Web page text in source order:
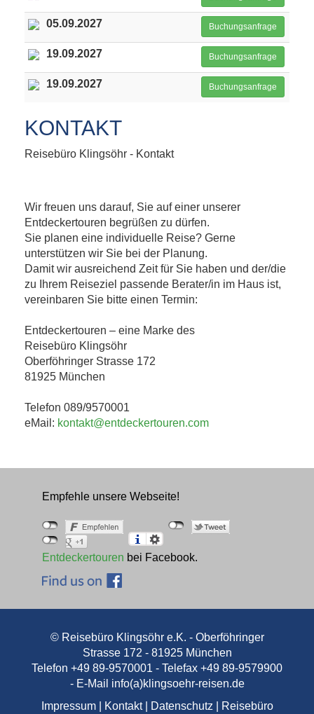
05.09.2027 Buchungsanfrage
19.09.2027 Buchungsanfrage
19.09.2027 Buchungsanfrage
KONTAKT
Reisebüro Klingsöhr - Kontakt
Wir freuen uns darauf, Sie auf einer unserer
Entdeckertouren begrüßen zu dürfen.
Sie planen eine individuelle Reise? Gerne
unterstützen wir Sie bei der Planung.
Damit wir ausreichend Zeit für Sie haben und der/die
zu Ihrem Reiseziel passende Berater/in im Haus ist,
vereinbaren Sie bitte einen Termin:
Entdeckertouren – eine Marke des
Reisebüro Klingsöhr
Oberföhringer Strasse 172
81925 München
Telefon 089/9570001
eMail: kontakt@entdeckertouren.com
Empfehle unsere Webseite!
Entdeckertouren bei Facebook.
© Reisebüro Klingsöhr e.K. - Oberföhringer
Strasse 172 - 81925 München
Telefon +49 89-9570001 - Telefax +49 89-9579900
- E-Mail info(a)klingsoehr-reisen.de
Impressum| Kontakt| Datenschutz Reisebüro